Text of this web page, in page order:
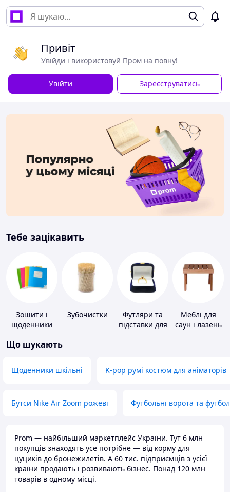
Привіт
Увійди і використовуй Пром на повну!
Увійти Зареєструватись
Тебе зацікавить
Зошити і
щоденники
Зубочистки
Футляри та
підставки для
Меблі для
саун і лазень
Що шукають
Щоденники шкільні K-pop румі костюм для аніматорів
Бутси Nike Air Zoom рожеві Футбольні ворота та
Prom — найбільший маркетплейс України. Тут 6 млн
покупців знаходять усе потрібне — від корму для
цуциків до бронежилетів. А 60 тис. підприємців з усієї
країни продають і розвивають бізнес. Понад 120 млн
товарів в одному місці.